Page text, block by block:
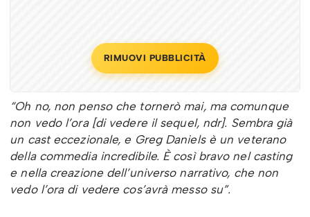
RIMUOVI PUBBLICITÀ
“Oh no, non penso che tornerò mai, ma comunque
non vedo l’ora [di vedere il sequel, ndr]. Sembra già
un cast eccezionale, e Greg Daniels è un veterano
della commedia incredibile. È così bravo nel casting
e nella creazione dell’universo narrativo, che non
vedo l’ora di vedere cos’avrà messo su”.